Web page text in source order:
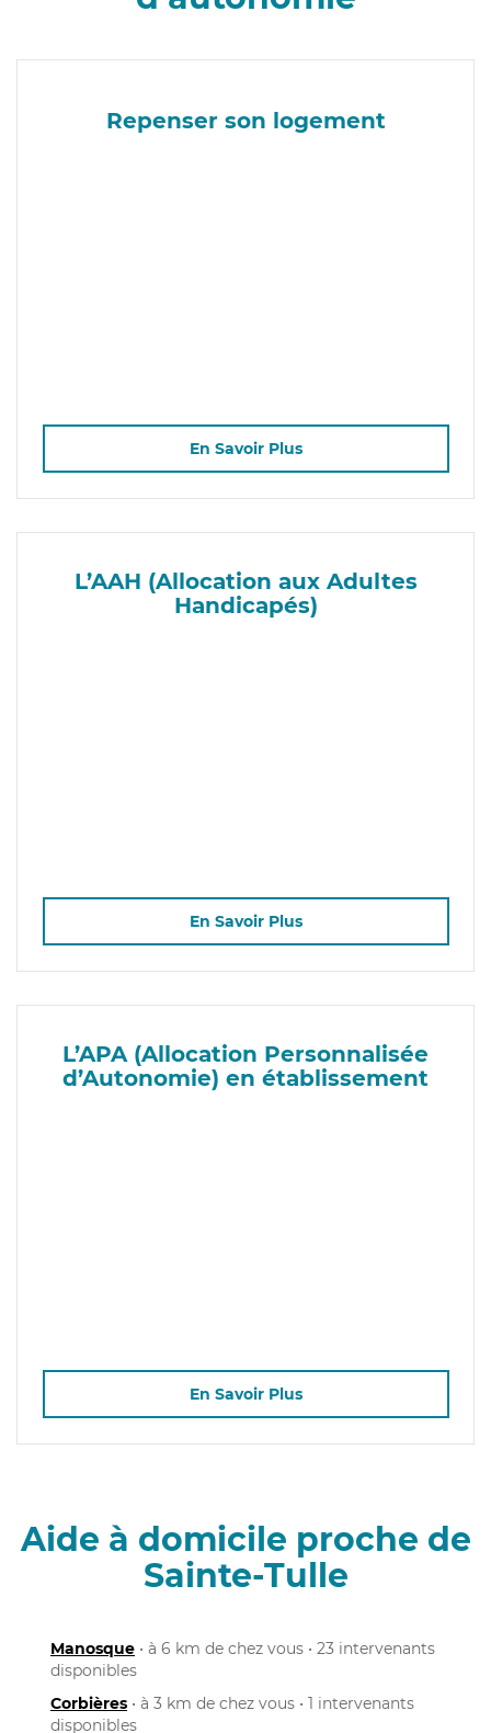
Repenser son logement
En Savoir Plus
L’AAH (Allocation aux Adultes
Handicapés)
En Savoir Plus
L’APA (Allocation Personnalisée
d’Autonomie) en établissement
En Savoir Plus
Aide à domicile proche de
Sainte-Tulle
Manosque • à 6 km de chez vous • 23 intervenants
disponibles
Corbières • à 3 km de chez vous • 1 intervenants
disponibles